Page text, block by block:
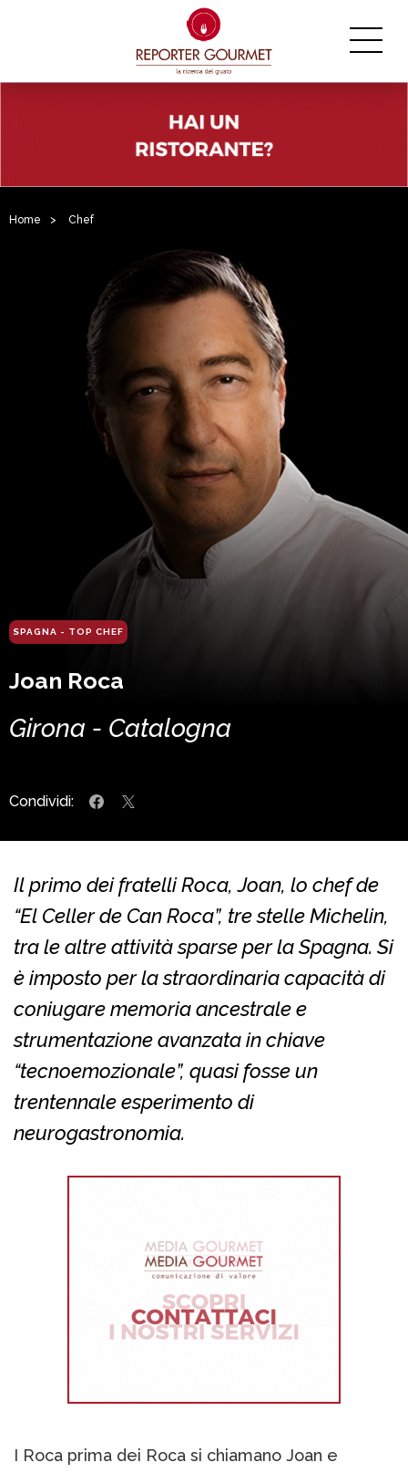
Home > Chef
SPAGNA - TOP CHEF
Joan Roca
Girona - Catalogna
Condividi:
Il primo dei fratelli Roca, Joan, lo chef de
“El Celler de Can Roca”, tre stelle Michelin,
tra le altre attività sparse per la Spagna. Si
è imposto per la straordinaria capacità di
coniugare memoria ancestrale e
strumentazione avanzata in chiave
“tecnoemozionale”, quasi fosse un
trentennale esperimento di
neurogastronomia.
I Roca prima dei Roca si chiamano Joan e